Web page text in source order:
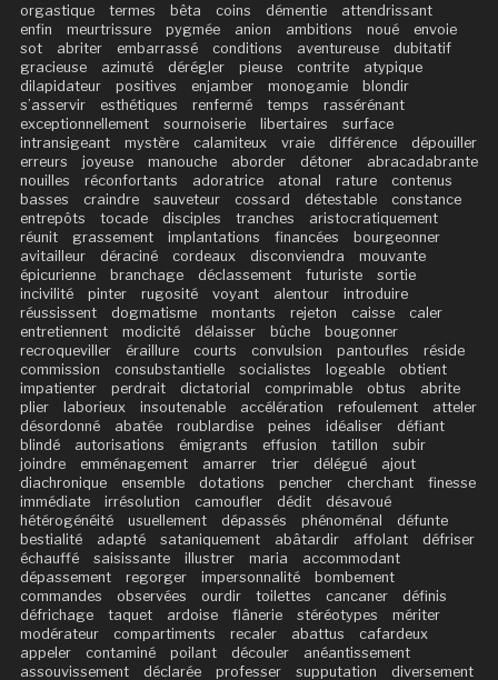
orgastique
termes bêta coins démentie
attendrissant
enfin
meurtrissure pygmée anion ambitions noué
envoie
sot
abriter embarrassé conditions aventureuse
dubitatif
gracieuse
azimuté dérégler pieuse contrite
atypique
dilapidateur
positives enjamber monogamie
blondir
s’asservir
esthétiques renfermé temps
rassérénant
exceptionnellement
sournoiserie libertaires
surface
intransigeant
mystère calamiteux vraie différence
dépouiller
erreurs
joyeuse manouche aborder détoner
abracadabrante
nouilles
réconfortants adoratrice atonal rature
contenus
basses
craindre sauveteur cossard détestable
constance
entrepôts
tocade disciples tranches
aristocratiquement
réunit
grassement implantations financées
bourgeonner
avitailleur
déraciné cordeaux disconviendra
mouvante
épicurienne
branchage déclassement futuriste
sortie
incivilité
pinter rugosité voyant alentour
introduire
réussissent
dogmatisme montants rejeton caisse
caler
entretiennent
modicité délaisser bûche
bougonner
recroqueviller
éraillure courts convulsion pantoufles
réside
commission
consubstantielle socialistes logeable
obtient
impatienter
perdrait dictatorial comprimable obtus
abrite
plier
laborieux insoutenable accélération refoulement
atteler
désordonné
abatée roublardise peines idéaliser
défiant
blindé
autorisations émigrants effusion tatillon
subir
joindre
emménagement amarrer trier délégué
ajout
diachronique
ensemble dotations pencher cherchant
finesse
immédiate
irrésolution camoufler dédit
désavoué
hétérogénéité
usuellement dépassés phénoménal
défunte
bestialité
adapté sataniquement abâtardir affolant
défriser
échauffé
saisissante illustrer maria
accommodant
dépassement
regorger impersonnalité
bombement
commandes
observées ourdir toilettes cancaner
définis
défrichage
taquet ardoise flânerie stéréotypes
mériter
modérateur
compartiments recaler abattus
cafardeux
appeler
contaminé poilant découler
anéantissement
assouvissement
déclarée professer supputation diversement